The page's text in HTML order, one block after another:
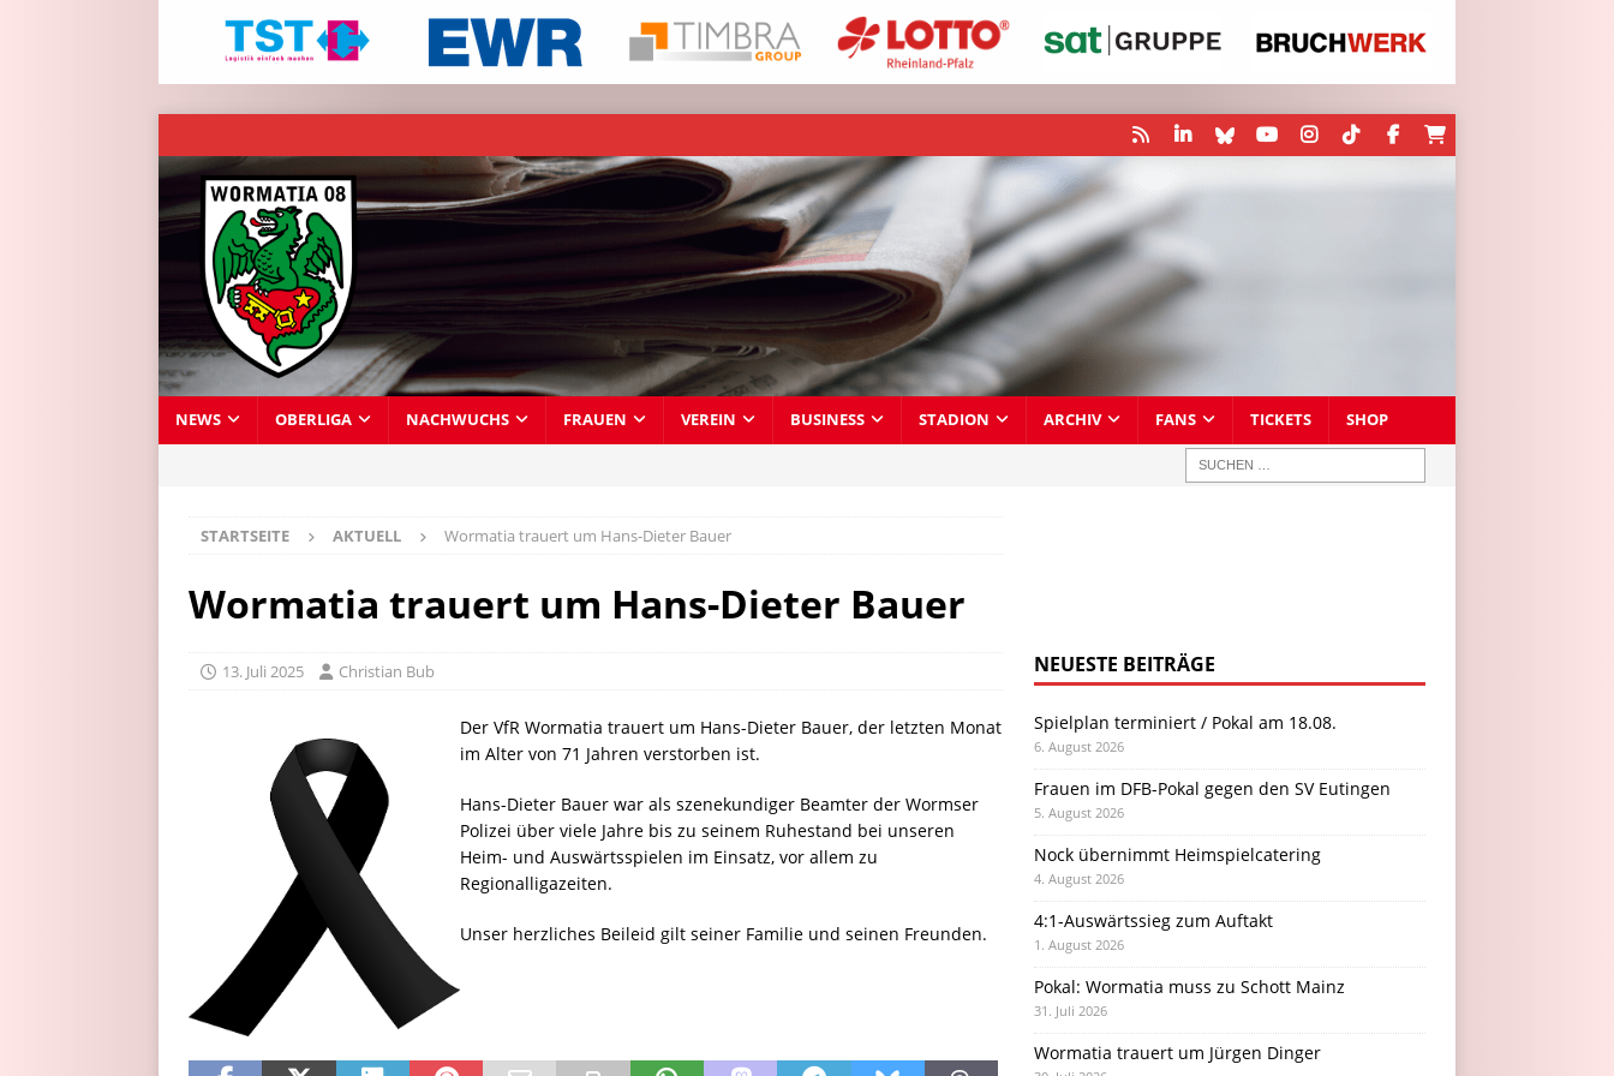
NEWS OBERLIGA NACHWUCHS FRAUEN VEREIN BUSINESS STADION ARCHIV FANS TICKETS SHOP
STARTSEITE AKTUELL Wormatia trauert um Hans-Dieter Bauer
Wormatia trauert um Hans-Dieter Bauer
13. Juli 2025 Christian Bub
Der VfR Wormatia trauert um Hans-Dieter Bauer, der letzten Monat
im Alter von 71 Jahren verstorben ist.
Hans-Dieter Bauer war als szenekundiger Beamter der Wormser
Polizei über viele Jahre bis zu seinem Ruhestand bei unseren
Heim- und Auswärtsspielen im Einsatz, vor allem zu
Regionalligazeiten.
Unser herzliches Beileid gilt seiner Familie und seinen Freunden.
NEUESTE BEITRÄGE
Spielplan terminiert / Pokal am 18.08.
6. August 2026
Frauen im DFB-Pokal gegen den SV Eutingen
5. August 2026
Nock übernimmt Heimspielcatering
4. August 2026
4:1-Auswärtssieg zum Auftakt
1. August 2026
Pokal: Wormatia muss zu Schott Mainz
31. Juli 2026
Wormatia trauert um Jürgen Dinger